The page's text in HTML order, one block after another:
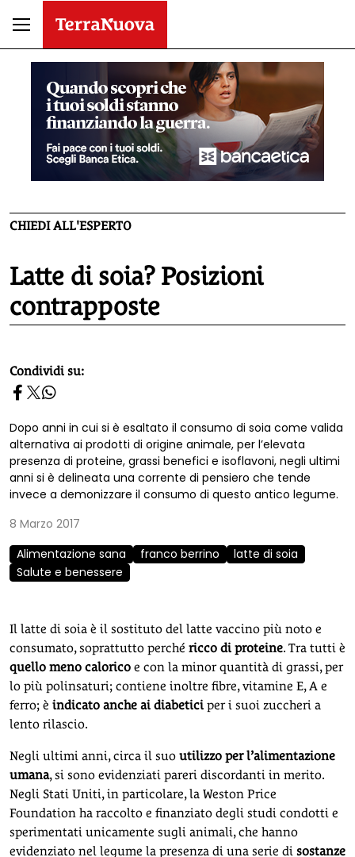
CHIEDI ALL'ESPERTO
Latte di soia? Posizioni
contrapposte
homepage h2
Condividi su:
Dopo anni in cui si è esaltato il consumo di soia come valida
alternativa ai prodotti di origine animale, per l’elevata
presenza di proteine, grassi benefici e isoflavoni, negli ultimi
anni si è delineata una corrente di pensiero che tende
invece a demonizzare il consumo di questo antico legume.
8 Marzo 2017
Alimentazione sana
franco berrino
latte di soia
Salute e benessere
Il latte di soia è il sostituto del latte vaccino più noto e
consumato, soprattutto perché ricco di proteine. Tra tutti è
quello meno calorico e con la minor quantità di grassi, per
lo più polinsaturi; contiene inoltre fibre, vitamine E, A e
ferro; è indicato anche ai diabetici per i suoi zuccheri a
lento rilascio.
Negli ultimi anni, circa il suo utilizzo per l’alimentazione
umana, si sono evidenziati pareri discordanti in merito.
Negli Stati Uniti, in particolare, la Weston Price
Foundation ha raccolto e finanziato degli studi condotti e
sperimentati unicamente sugli animali, che hanno
evidenziato nel legume la presenza di una serie di sostanze